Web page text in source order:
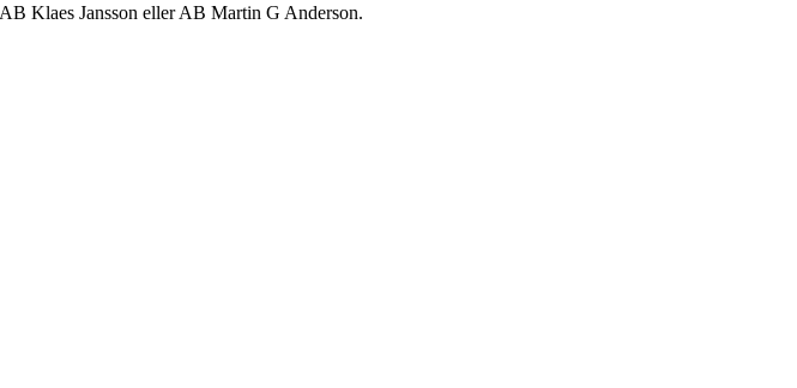
Klaes Jansson eller AB Martin G Anderson.